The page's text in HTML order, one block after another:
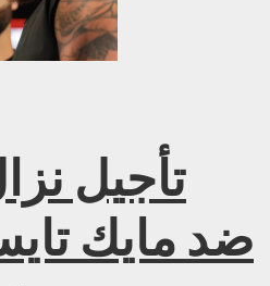
تأجيل
ضد مايك